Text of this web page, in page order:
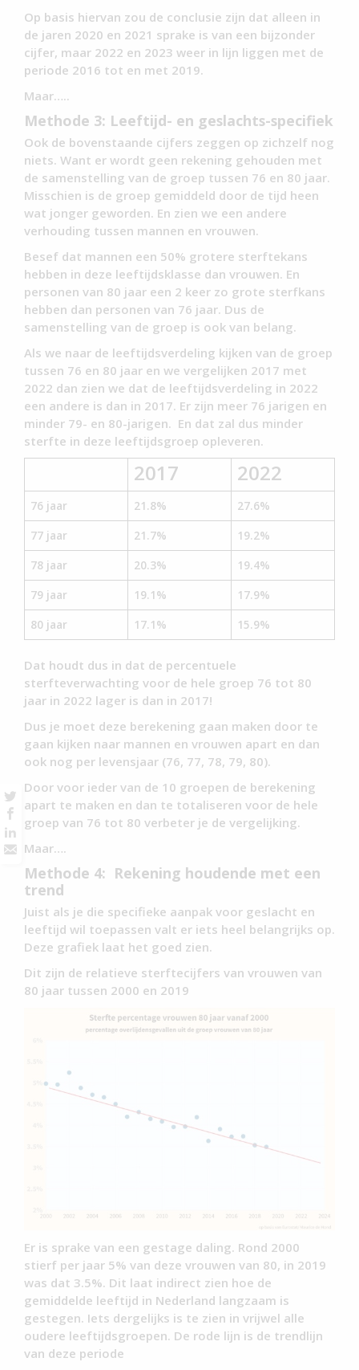
Op basis hiervan zou de conclusie zijn dat alleen in
de jaren 2020 en 2021 sprake is van een bijzonder
cijfer, maar 2022 en 2023 weer in lijn liggen met de
periode 2016 tot en met 2019.
Maar…..
Methode 3: Leeftijd- en geslachts-specifiek
Ook de bovenstaande cijfers zeggen op zichzelf nog
niets. Want er wordt geen rekening gehouden met
de samenstelling van de groep tussen 76 en 80 jaar.
Misschien is de groep gemiddeld door de tijd heen
wat jonger geworden. En zien we een andere
verhouding tussen mannen en vrouwen.
Besef dat mannen een 50% grotere sterftekans
hebben in deze leeftijdsklasse dan vrouwen. En
personen van 80 jaar een 2 keer zo grote sterfkans
hebben dan personen van 76 jaar. Dus de
samenstelling van de groep is ook van belang.
Als we naar de leeftijdsverdeling kijken van de groep
tussen 76 en 80 jaar en we vergelijken 2017 met
2022 dan zien we dat de leeftijdsverdeling in 2022
een andere is dan in 2017. Er zijn meer 76 jarigen en
minder 79- en 80-jarigen. En dat zal dus minder
sterfte in deze leeftijdsgroep opleveren.
2017 2022
76 jaar 21.8%
27.6%
77 jaar
21.7%
19.2%
78 jaar
20.3%
19.4%
79 jaar
19.1%
17.9%
80 jaar
17.1% 15.9%
Dat houdt dus in dat de percentuele
sterfteverwachting voor de hele groep 76 tot 80
jaar in 2022 lager is dan in 2017!
Dus je moet deze berekening gaan maken door te
gaan kijken naar mannen en vrouwen apart en dan
ook nog per levensjaar (76, 77, 78, 79, 80).
Door voor ieder van de 10 groepen de berekening
apart te maken en dan te totaliseren voor de hele
groep van 76 tot 80 verbeter je de vergelijking.
Maar….
Methode 4: Rekening houdende met een
trend
Juist als je die specifieke aanpak voor geslacht en
leeftijd wil toepassen valt er iets heel belangrijks op.
Deze grafiek laat het goed zien.
Dit zijn de relatieve sterftecijfers van vrouwen van
80 jaar tussen 2000 en 2019
Er is sprake van een gestage daling. Rond 2000
stierf per jaar 5% van deze vrouwen van 80, in 2019
was dat 3.5%. Dit laat indirect zien hoe de
gemiddelde leeftijd in Nederland langzaam is
gestegen. Iets dergelijks is te zien in vrijwel alle
oudere leeftijdsgroepen. De rode lijn is de trendlijn
van deze periode